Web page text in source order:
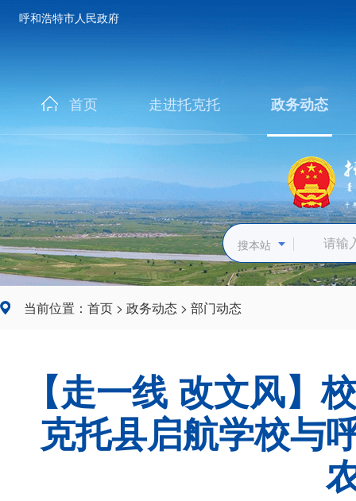
呼和浩特市人民政府
首页 走进托克托 政务动态
搜本站
当前位置： 首页 > 政务动态 > 部门动态
【走一线 改文风】
克托县启航学校与